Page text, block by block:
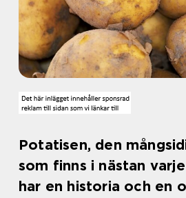
Potatisen, den
som finns i nästan
har en historia och en